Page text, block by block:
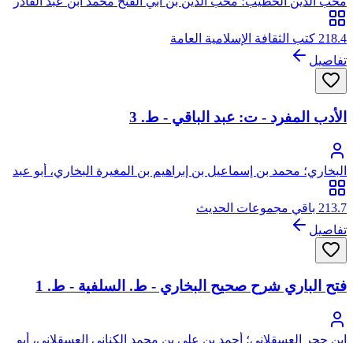
بن صالح الخطيب، يتصل نسبه بعبد القادر الجيلاني الحسني
218.4 كتب الثقافة الإسلامية العامة
تفاصيل
الأدب المفرد - ت: عبد الباقي - ط. 3
البخاري؛ محمد بن إسماعيل بن إبراهيم بن المغيرة البخاري، أبو عبد
الله
213.7 باقي مجموعات الحديث
تفاصيل
فتح الباري شرح صحيح البخاري - ط. السلفية - ط. 1
ابن حجر العسقلاني؛ أحمد بن علي بن محمد الكناني العسقلاني، أبو